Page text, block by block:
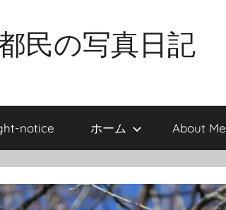
民の写真日記
notice ホーム About Me